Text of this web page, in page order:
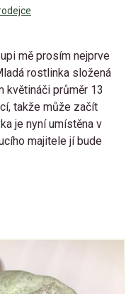
mě prosím nejprve
rostlinka složená
květináči průměr 13
takže může začít
je nyní umístěna v
majitele jí bude